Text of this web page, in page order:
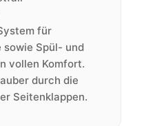
für
Spül- und
vollen Komfort.
durch die
Seitenklappen.